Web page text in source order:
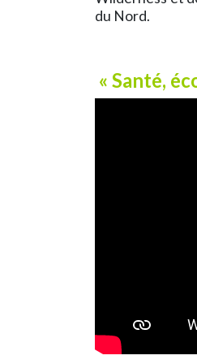
du Nord.
« Santé,